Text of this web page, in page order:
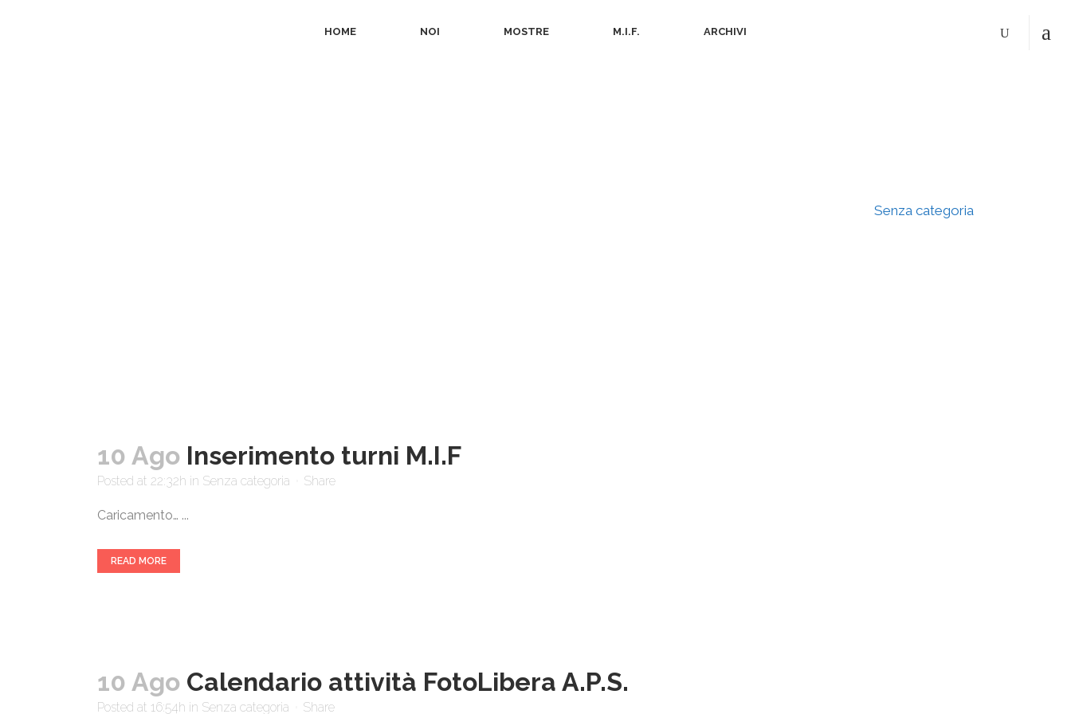
HOME NOI MOSTRE M.I.F. ARCHIVI
Senza categoria
10 Ago Inserimento turni M.I.F
Posted at 22:32h in Senza categoria Share
Caricamento… ...
READ MORE
10 Ago Calendario attività FotoLibera A.P.S.
Posted at 16:54h in Senza categoria Share